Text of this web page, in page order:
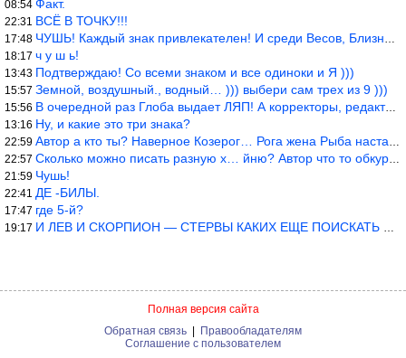
08:54 Факт.
22:31 ВСЁ В ТОЧКУ!!!
17:48 ЧУШЬ! Каждый знак привлекателен! И среди Весов, Близнецов встреч
18:17 ч у ш ь!
13:43 Подтверждаю! Со всеми знаком и все одиноки и Я )))
15:57 Земной, воздушный., водный… ))) выбери сам трех из 9 )))
15:56 В очередной раз Глоба выдает ЛЯП! А корректоры, редакторы пропус
13:16 Ну, и какие это три знака?
22:59 Автор а кто ты? Наверное Козерог… Рога жена Рыба наставила ))
22:57 Сколько можно писать разную х… йню? Автор что то обкурился?
21:59 Чушь!
22:41 ДЕ -БИЛЫ.
17:47 где 5-й?
19:17 И ЛЕВ И СКОРПИОН — СТЕРВЫ КАКИХ ЕЩЕ ПОИСКАТЬ НАДО
Полная версия сайта
Обратная связь | Правообладателям
Соглашение с пользователем